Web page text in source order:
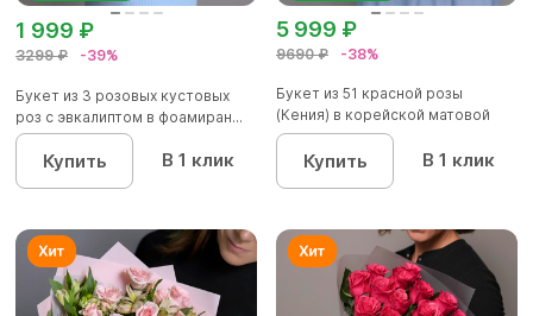
3299 ₽ -39%
1 999 ₽
Букет из 3 розовых кустовых
роз с эвкалиптом в фоамиран...
Купить В 1 клик
9690 ₽ -38%
5 999 ₽
Букет из 51 красной розы
(Кения) в корейской матовой
уп...
Купить В 1 клик